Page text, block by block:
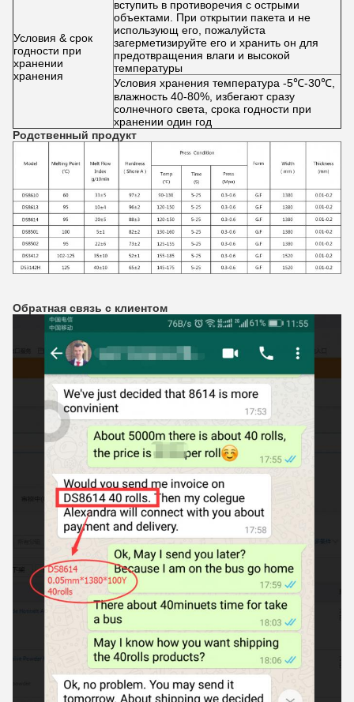
Условия & срок
годности при
хранении
хранения
вступить в противоречия с острыми
объектами. При открытии пакета и не
использующ его, пожалуйста
загерметизируйте его и хранить он для
предотвращения влаги и высокой
температуры
Условия хранения температура -5℃-30℃,
влажность 40-80%, избегают сразу
солнечного света, срока годности при
хранении один год
Родственный продукт
Обратная связь с клиентом